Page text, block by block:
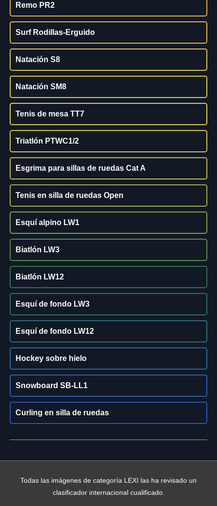
Remo PR2
Surf Rodillas-Erguido
Natación S8
Natación SM8
Tenis de mesa TT7
Triatlón PTWC1/2
Esgrima para sillas de ruedas Cat A
Tenis en silla de ruedas Open
Esquí alpino LW1
Biatlón LW3
Biatlón LW12
Esquí de fondo LW3
Esquí de fondo LW12
Hockey sobre hielo
Snowboard SB-LL1
Curling en silla de ruedas
Todas las imágenes de categoría LEXI las ha revisado un
clasificador internacional cualificado.